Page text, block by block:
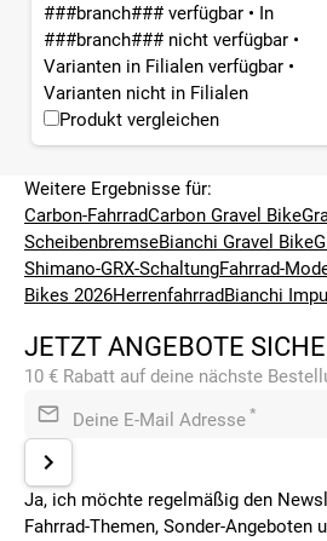
###branch### verfügbar • In
###branch### nicht verfügbar •
Varianten in Filialen verfügbar •
Varianten nicht in Filialen
Produkt vergleichen
Weitere Ergebnisse für:
Carbon-FahrradCarbon Gravel Bike
ScheibenbremseBianchi Gravel Bike
Shimano-GRX-SchaltungFahrrad-
Bikes 2026HerrenfahrradBianchi
JETZT ANGEBOTE
10 € Rabatt auf deine nächste
Deine E-Mail Adresse *
Ja, ich möchte regelmäßig den
Fahrrad-Themen, Sonder-Angeboten